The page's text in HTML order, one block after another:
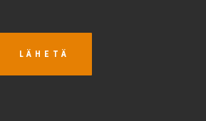
LÄHETÄ